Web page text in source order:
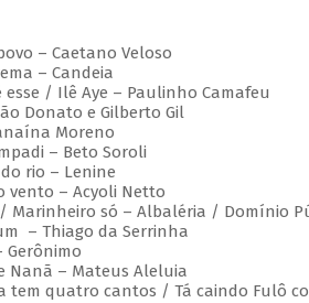
– Caetano Veloso
– Candeia
esse / Ilê Aye – Paulinho Camafeu
Donato e Gilberto Gil
Moreno
– Beto Soroli
rio – Lenine
vento – Acyoli Netto
Marinheiro só – Albaléria / Domínio
– Thiago da Serrinha
Gerônimo
Nanã – Mateus Aleluia
tem quatro cantos / Tá caindo Fulô